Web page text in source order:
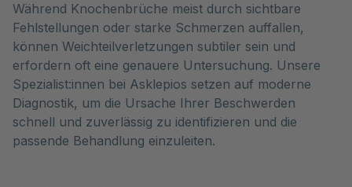
Während Knochenbrüche meist durch sichtbare
Fehlstellungen oder starke Schmerzen auffallen,
können Weichteilverletzungen subtiler sein und
erfordern oft eine genauere Untersuchung. Unsere
Spezialist:innen bei Asklepios setzen auf moderne
Diagnostik, um die Ursache Ihrer Beschwerden
schnell und zuverlässig zu identifizieren und die
passende Behandlung einzuleiten.